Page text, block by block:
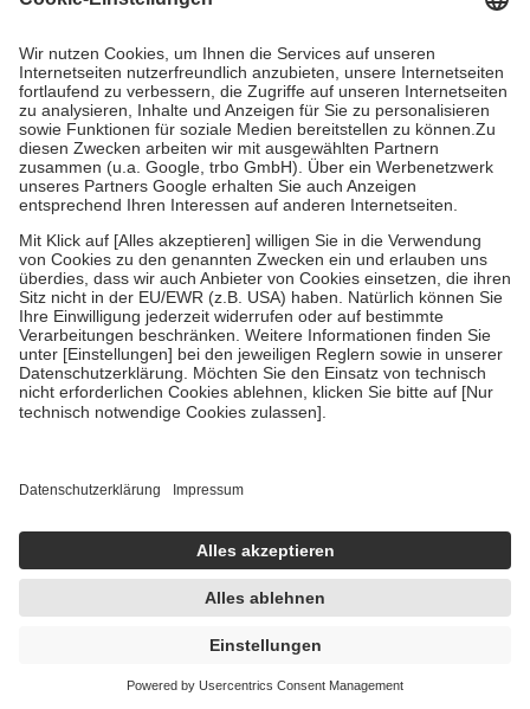
höchstens zehn Euro.
Es sind jedoch nie mehr als die tatsächlichen
Kosten der Leistung zu entrichten.
Diese Regeln gelten grundsätzlich auch für Online-Apotheken.
Bei Heilmitteln und häuslicher Krankenpflege beträgt die
Zuzahlung zehn Prozent der Kosten sowie zehn Euro je
Verordnung.
Um das Engagement der Versicherten für ihre eigene Gesundheit zu
stärken und die besondere Stellung der Familie zu unterstützen,
fallenkeine Zuzahlungenan bei:
• Kindern und Jugendlichen bis zum vollendeten 18. Lebensjahr
mit Ausnahme der Fahrkosten
• Untersuchungen zur Vorsorge und Früherkennung, die von der
GKV getragen werden
• empfohlenen Schutzimpfungen
• Harn- und Blutteststreifen
getroffen, um sicherzustellen, dass es sich um echte Bewertungen
https://help.etrusted.com/hc/de/articles/4419944605341
Einige Bilder und Inhalte wurden unter Zuhilfenahme künstlicher